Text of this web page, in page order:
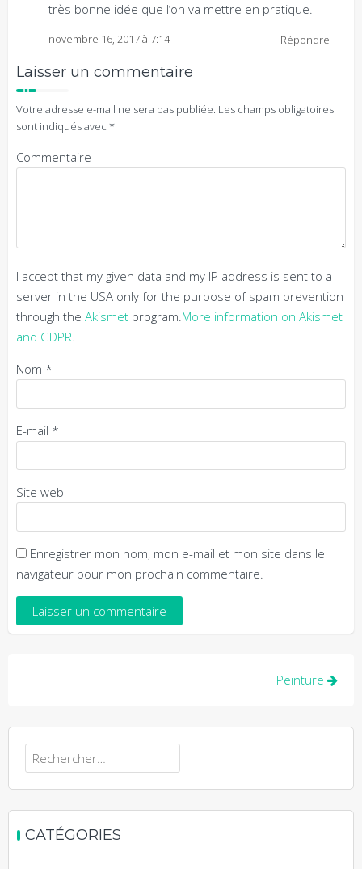
novembre 16, 2017 à 7:14
très bonne idée que l’on va mettre en pratique.
Répondre
Laisser un commentaire
Votre adresse e-mail ne sera pas publiée. Les champs obligatoires
sont indiqués avec *
Commentaire
I accept that my given data and my IP address is sent to a
server in the USA only for the purpose of spam prevention
through the Akismet program.More information on Akismet
and GDPR.
Nom *
E-mail *
Site web
Enregistrer mon nom, mon e-mail et mon site dans le
navigateur pour mon prochain commentaire.
l’article
Peinture
Rechercher :
CATÉGORIES